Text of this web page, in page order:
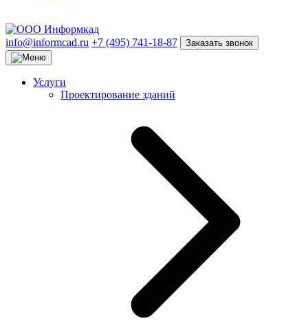
info@informcad.ru +7 (495) 741-18-87 Заказать звонок
Услуги
Проектирование зданий